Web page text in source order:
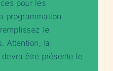
pour les
programmation
le
Attention, la
être présente le